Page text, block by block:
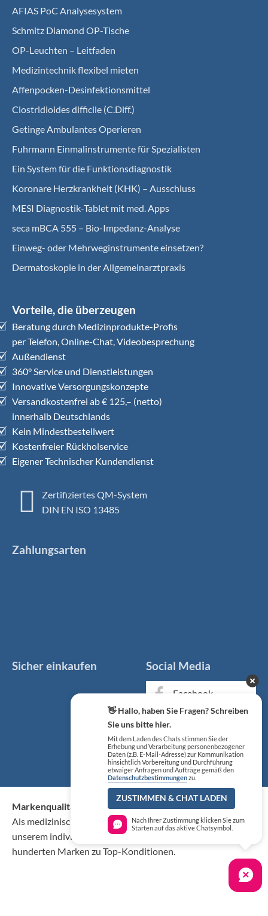
AFIAS PoC Analysesystem
Schmitz Diamond OP-Tische
OP-Leuchten – Leitfaden
Medizintechnik flexibel mieten
Affenpocken-Desinfektionsmittel
Clostridioides difficile (C.Diff.)
Getinge Ambulantes Operieren
Fuhrmann Einmalinstrumente für Spezialisten
Ein System für die Funktionsdiagnostik
Koro­nare Herz­krank­heit (KHK) – Ausschluss
MESI Diagnostik-Tablet mit med. Apps
seca mBCA 555 – Bio-Impedanz-Analyse
Einweg- oder Mehrweginstrumente einsetzen?
Dermatoskopie in der Allgemeinarztpraxis
Vorteile, die überzeugen
Beratung durch Medizinprodukte-Profis
per Telefon, Online-Chat, Videobesprechung
Außendienst
360° Service und Dienstleistungen
Innovative Versorgungskonzepte
Versandkostenfrei ab € 125,– (netto)
innerhalb Deutschlands
Kein Mindestbestellwert
Kostenfreier Rückholservice
Eigener Technischer Kundendienst
Zertifiziertes QM-System
DIN EN ISO 13485
Zahlungsarten
Sicher einkaufen Social Media
Facebook
YouTube
Markenqualität kaufen Sie günstig bei KS Medizintechnik
Als medizinischer Fachgroßhandel bieten wir Ihnen, neben
unserem individuellen Service, über 50.000 Artikel von
hunderten Marken zu Top-Konditionen.
👋 Hallo, haben Sie Fragen? Schreiben
Sie uns bitte hier.
Mit dem Laden des Chats stimmen Sie der
Erhebung und Verarbeitung personenbezogener
Daten (z.B. E-Mail-Adresse) zur Kommunikation
hinsichtlich Vorbereitung und Durchführung
etwaiger Anfragen und Aufträge gemäß den
Datenschutzbestimmungenzu.
ZUSTIMMEN & CHAT LADEN
Nach Ihrer Zustimmung klicken Sie zum
Starten auf das aktive Chatsymbol.